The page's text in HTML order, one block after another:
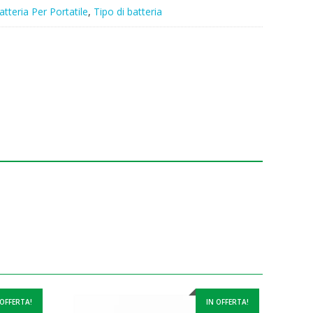
Per Portatile, Tipo di batteria
IN OFFERTA!